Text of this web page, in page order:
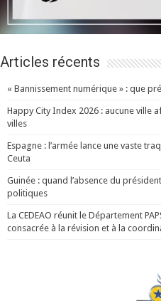
Articles récents
« Bannissement numérique » : que
Happy City Index 2026 : aucune ville
villes
Espagne : l’armée lance une vaste
Ceuta
Guinée : quand l’absence du
politiques
La CEDEAO réunit le Département
consacrée à la révision et à la